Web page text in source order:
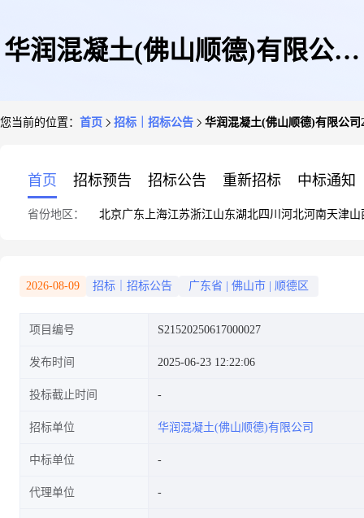
华润混凝土(佛山顺德)有限公司
健康体检公开询比项目公告
您当前的位置： 首页 招标｜招标公告 华润混凝土(佛山顺德)有限公
首页 招标预告 招标公告 重新招标 中标通知
省份地区： 北京广东 上海江苏浙江山东湖北四川 河北河南天津山
2026-08-09 招标｜招标公告 广东省 佛山市 顺德区
项目编号 S21520250617000027
发布时间 2025-06-23 12:22:06
投标截止时间
招标单位 华润混凝土(佛山顺德)有限公司
中标单位
代理单位